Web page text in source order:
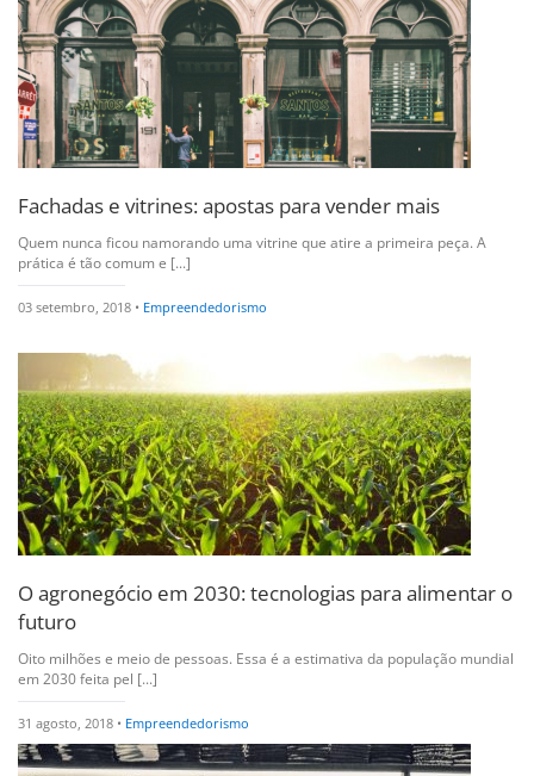
Fachadas e vitrines: apostas para vender mais
Quem nunca ficou namorando uma vitrine que atire a primeira peça. A
prática é tão comum e [...]
03 setembro, 2018 • Empreendedorismo
O agronegócio em 2030: tecnologias para alimentar o
futuro
Oito milhões e meio de pessoas. Essa é a estimativa da população mundial
em 2030 feita pel [...]
31 agosto, 2018 • Empreendedorismo